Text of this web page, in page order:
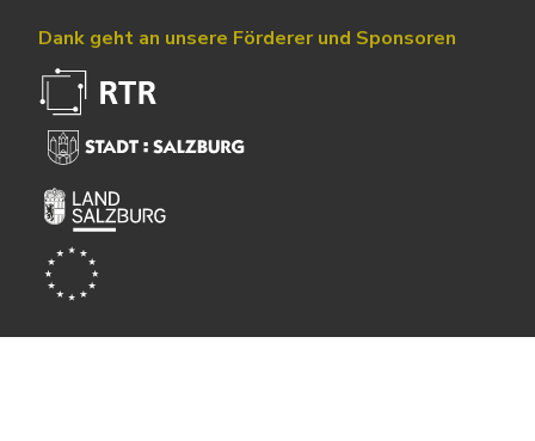
Dank geht an unsere Förderer und Sponsoren